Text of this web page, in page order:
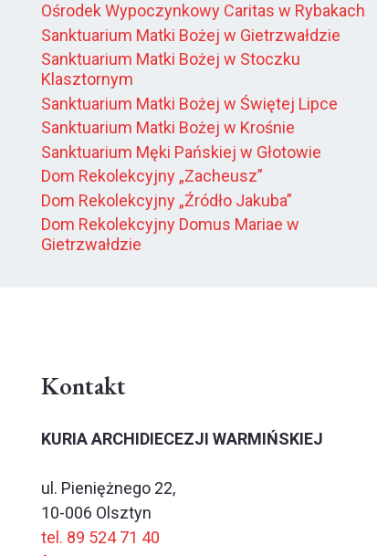
Ośrodek Wypoczynkowy Caritas w Rybakach
Sanktuarium Matki Bożej w Gietrzwałdzie
Sanktuarium Matki Bożej w Stoczku
Klasztornym
Sanktuarium Matki Bożej w Świętej Lipce
Sanktuarium Matki Bożej w Krośnie
Sanktuarium Męki Pańskiej w Głotowie
Dom Rekolekcyjny „Zacheusz”
Dom Rekolekcyjny „Źródło Jakuba”
Dom Rekolekcyjny Domus Mariae w
Gietrzwałdzie
Kontakt
KURIA ARCHIDIECEZJI WARMIŃSKIEJ
ul. Pieniężnego 22,
10-006 Olsztyn
tel. 89 524 71 40